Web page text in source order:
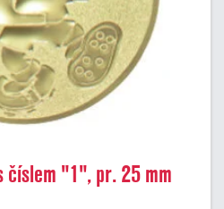
číslem "1", pr. 25 mm